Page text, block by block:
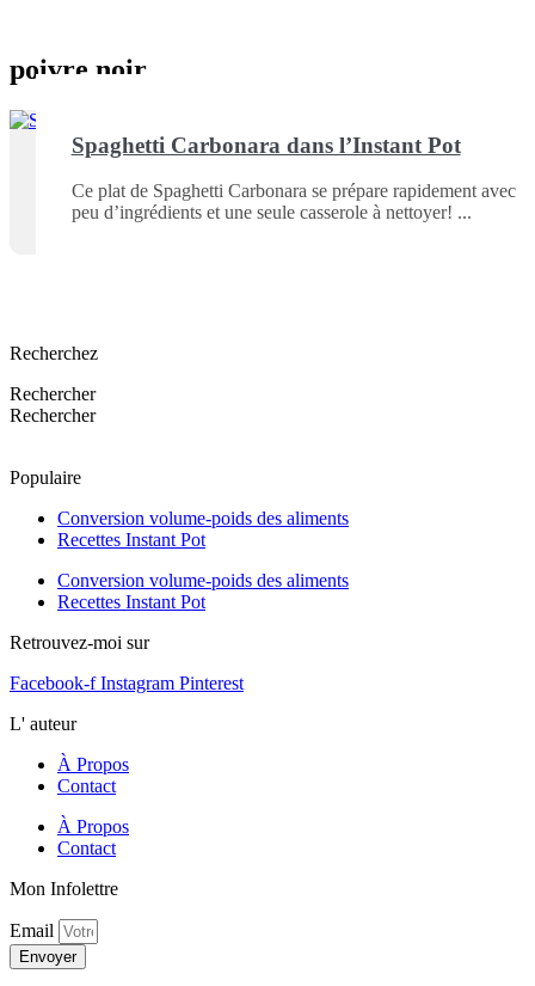
poivre noir
Spaghetti Carbonara dans l’Instant Pot
Ce plat de Spaghetti Carbonara se prépare rapidement avec
peu d’ingrédients et une seule casserole à nettoyer!
Recherchez
Rechercher
Rechercher
Populaire
Conversion volume-poids des aliments
Recettes Instant Pot
Conversion volume-poids des aliments
Recettes Instant Pot
Retrouvez-moi sur
Facebook-f Instagram Pinterest
L' auteur
À Propos
Contact
À Propos
Contact
Mon Infolettre
Email
Envoyer